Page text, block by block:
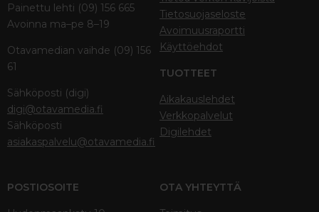
Painettu lehti (09) 156 665
Avoinna ma–pe 8–19
Otavamedian vaihde (09) 156
61
Sähköposti (digi)
digi@otavamedia.fi
Sähköposti
asiakaspalvelu@otavamedia.fi
Tietosuojaseloste
Avoimuusraportti
Käyttöehdot
TUOTTEET
Aikakauslehdet
Verkkopalvelut
Digilehdet
POSTIOSOITE OTA YHTEYTTÄ